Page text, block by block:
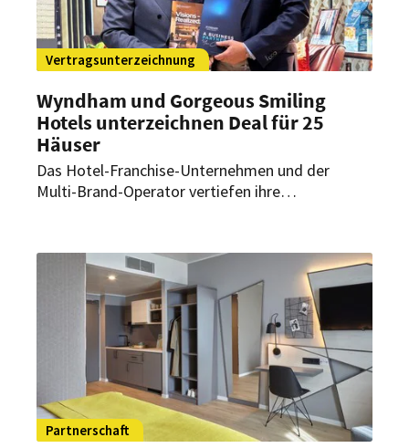
Vertragsunterzeichnung
Wyndham und Gorgeous Smiling
Hotels unterzeichnen Deal für 25
Häuser
Das Hotel-Franchise-Unternehmen und der
Multi-Brand-Operator vertiefen ihre
bedeutenden Standorten in Deutschland und
Österreich unter Vertrag.
Partnerschaft